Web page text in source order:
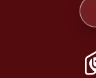
Properti Dijual
Properti Dijual
Properti